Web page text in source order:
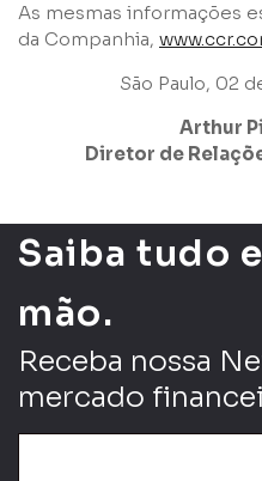
As mesmas informações
da Companhia,
São Paulo, 02
Arthur
Diretor de
Saiba tudo
mão.
Receba nossa
mercado